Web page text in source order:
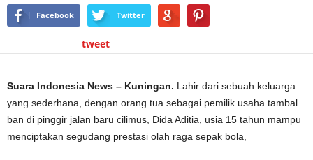
Facebook Twitter
tweet
Suara Indonesia News – Kuningan. Lahir dari sebuah keluarga
yang sederhana, dengan orang tua sebagai pemilik usaha tambal
ban di pinggir jalan baru cilimus, Dida Aditia, usia 15 tahun mampu
menciptakan segudang prestasi olah raga sepak bola,